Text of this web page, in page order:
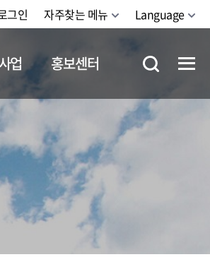
그인 자주찾는 메뉴 Language
업 홍보센터